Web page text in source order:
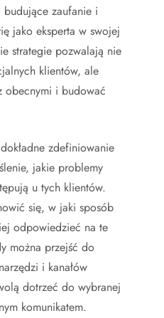
budujące zaufanie i
jako eksperta w swojej
strategie pozwalają nie
klientów, ale
obecnymi i budować
zdefiniowanie
jakie problemy
u tych klientów.
się, w jaki sposób
odpowiedzieć na te
można przejść do
i kanałów
dotrzeć do wybranej
komunikatem.